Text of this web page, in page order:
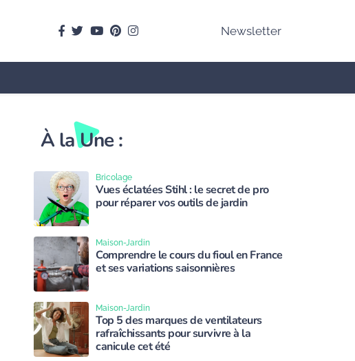
facebook
Twitteryoutubepinterest
instagram Newsletter
À la Une :
Vues éclatées Stihl : le secret de pro
pour réparer vos outils de jardin
Bricolage
Comprendre le cours du fioul en France
et ses variations saisonnières
Maison-Jardin
Top 5 des marques de ventilateurs
rafraîchissants pour survivre à la
canicule cet été
Maison-Jardin